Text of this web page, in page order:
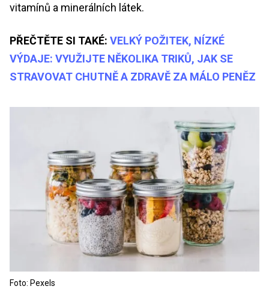
vitamínů a minerálních látek.
PŘEČTĚTE SI TAKÉ: VELKÝ POŽITEK, NÍZKÉ
VÝDAJE: VYUŽIJTE NĚKOLIKA TRIKŮ, JAK SE
STRAVOVAT CHUTNĚ A ZDRAVĚ ZA MÁLO PENĚZ
Foto: Pexels